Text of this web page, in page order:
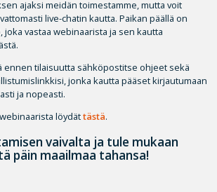
ajaksi meidän toimestamme, mutta voit
live-chatin kautta. Paikan päällä on
vastaa webinaarista ja sen kautta
ennen tilaisuutta sähköpostitse ohjeet sekä
jonka kautta pääset kirjautumaan
ja nopeasti.
löydättästä.
vaivalta ja tule mukaan
päin maailmaa tahansa!